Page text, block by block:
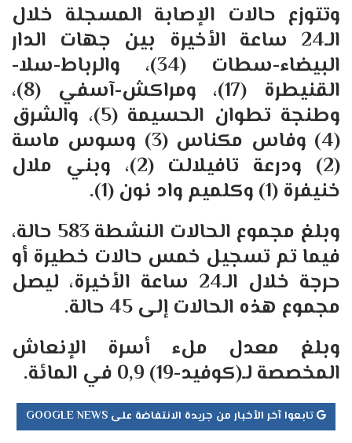
وتتوزع حالات الإصابة المسجلة خلال
الـ24 ساعة الأخيرة بين جهات الدار
البيضاء-سطات (34)، والرباط-سلا-
القنيطرة (17)، ومراكش-آسفي (8)،
وطنجة تطوان الحسيمة (5)، والشرق
(4) وفاس مكناس (3) وسوس ماسة
(2) ودرعة تافيلالت (2)، وبني ملال
خنيفرة (1) وكلميم واد نون (1).
وبلغ مجموع الحالات النشطة 583 حالة،
فيما تم تسجيل خمس حالات خطيرة أو
حرجة خلال الـ24 ساعة الأخيرة، ليصل
مجموع هذه الحالات إلى 45 حالة.
وبلغ معدل ملء أسرة الإنعاش
المخصصة لـ(كوفيد-19) 0,9 في المائة.
تابعوا آخر الأخبار من جريدة الانتفاضة على GOOGLE NEWS